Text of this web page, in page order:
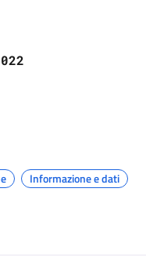
Informazione e dati